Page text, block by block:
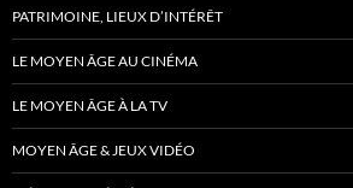
PATRIMOINE, LIEUX D’INTÉRÊT
LE MOYEN ÂGE AU CINÉMA
LE MOYEN ÂGE À LA TV
MOYEN ÂGE & JEUX VIDÉO